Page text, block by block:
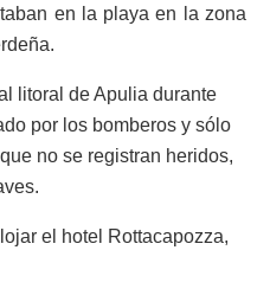
en la playa en la zona
litoral de Apulia durante
por los bomberos y sólo
no se registran heridos,
el hotel Rottacapozza,